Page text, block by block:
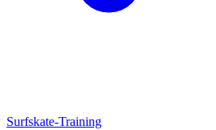
Surfskate-Training